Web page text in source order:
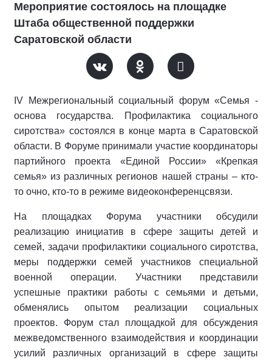
Мероприятие состоялось на площадке
Штаба общественной поддержки
Саратовской области
IV Межрегиональный социальный форум «Семья -
основа государства. Профилактика социального
сиротства» состоялся в конце марта в Саратовской
области. В Форуме принимали участие координаторы
партийного проекта «Единой России» «Крепкая
семья» из различных регионов нашей страны – кто-
то очно, кто-то в режиме видеоконференцсвязи.
На площадках Форума участники обсудили
реализацию инициатив в сфере защиты детей и
семей, задачи профилактики социального сиротства,
меры поддержки семей участников специальной
военной операции. Участники представили
успешные практики работы с семьями и детьми,
обменялись опытом реализации социальных
проектов. Форум стал площадкой для обсуждения
межведомственного взаимодействия и координации
усилий различных организаций в сфере защиты